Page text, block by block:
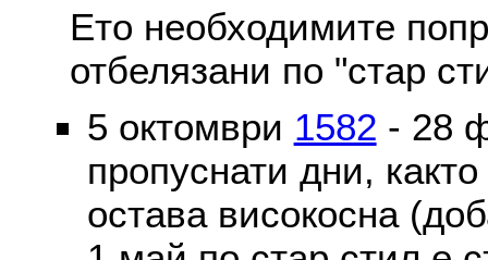
Ето необходимите
отбелязани по "стар
5 октомври 1582 - 28
пропуснати дни,
остава високосна